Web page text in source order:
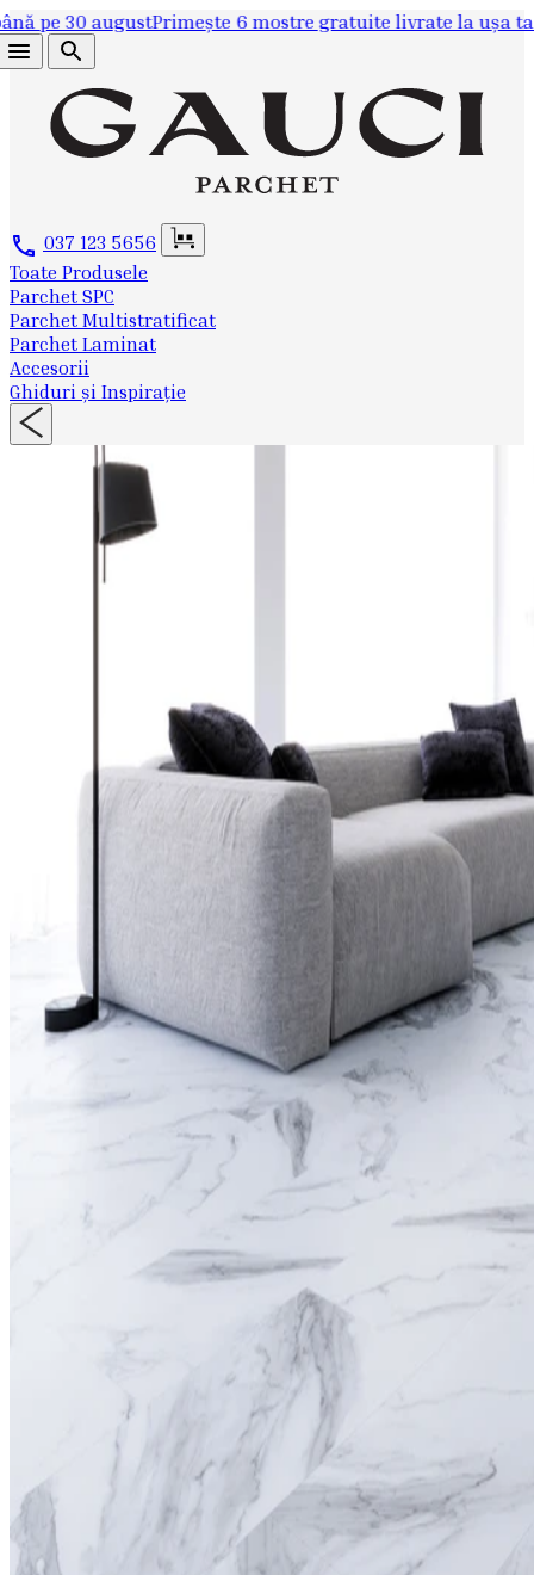
pe 30 augustPrimește 6 mostre gratuite livrate la ușa ta
037 123 5656
Toate Produsele
Parchet SPC
Parchet Multistratificat
Parchet Laminat
Accesorii
Ghiduri și Inspirație